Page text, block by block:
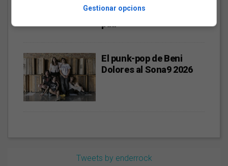
ara estic més serena i en
pau»
El punk-pop de Beni
Dolores al Sona9 2026
Tweets by enderrock
Gestionar opcions